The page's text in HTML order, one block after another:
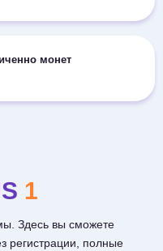
монет
1
Здесь вы сможете
регистрации, полные